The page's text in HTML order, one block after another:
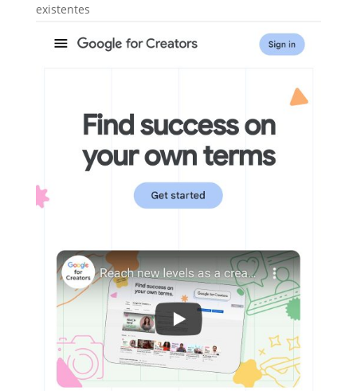
existentes